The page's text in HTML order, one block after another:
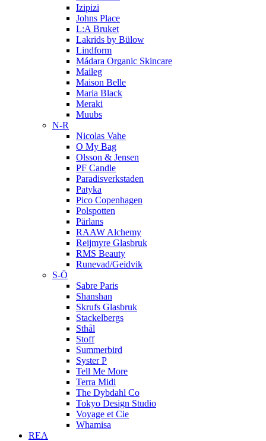
Izipizi
Johns Place
L:A Bruket
Lakrids by Bülow
Lindform
Mádara Organic Skincare
Maileg
Maison Belle
Maria Black
Meraki
Muubs
N-R
Nicolas Vahe
O My Bag
Olsson & Jensen
PF Candle
Paradisverkstaden
Patyka
Pico Copenhagen
Polspotten
Pärlans
RAAW Alchemy
Reijmyre Glasbruk
RMS Beauty
Runevad/Geidvik
S-Ö
Sabre Paris
Shanshan
Skrufs Glasbruk
Stackelbergs
Sthål
Stoff
Summerbird
Syster P
Tell Me More
Terra Midi
The Dybdahl Co
Tokyo Design Studio
Voyage et Cie
Whamisa
REA